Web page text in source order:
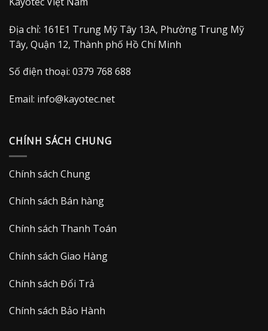
Địa chỉ: 161E1 Trung Mỹ Tây 13A, Phường Trung Mỹ
Tây, Quận 12, Thành phố Hồ Chí Minh
Số điện thoại: 0379 768 688
Email: info@kayotec.net
CHÍNH SÁCH CHUNG
Chính sách Chung
Chính sách Bán hàng
Chính sách Thanh Toán
Chính sách Giao Hàng
Chính sách Đổi Trả
Chính sách Bảo Hành